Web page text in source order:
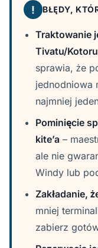
! BŁĘDY,
Traktowanie
Tivatu/Kotoru
sprawia, że
jednodniowa
najmniej
Pominięcie
kite’a –
ale nie
Windy lub
Zakładanie,
mniej
zabierz